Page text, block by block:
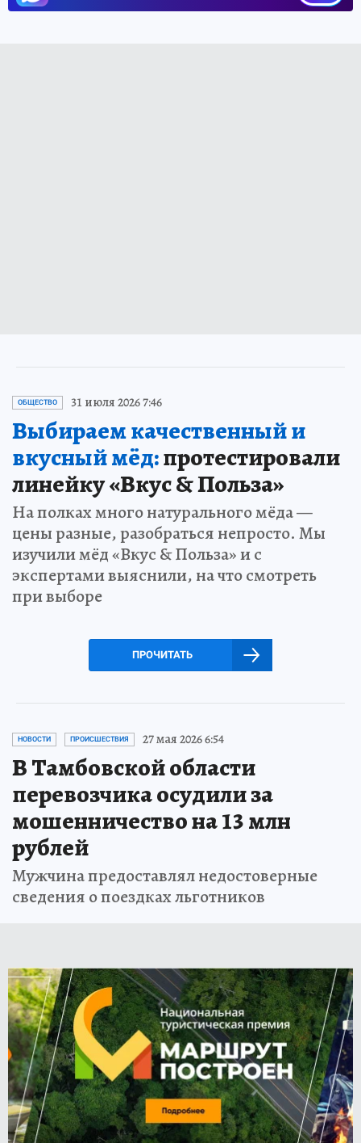
ОБЩЕСТВО 31 июля 2026 7:46
Выбираем качественный и
вкусный мёд:протестировали
линейку «Вкус & Польза»
На полках много натурального мёда —
цены разные, разобраться непросто. Мы
изучили мёд «Вкус & Польза» и с
экспертами выяснили, на что смотреть
при выборе
ПРОЧИТАТЬ
НОВОСТИ ПРОИСШЕСТВИЯ 27 мая 2026 6:54
В Тамбовской области
перевозчика осудили за
мошенничество на 13 млн
рублей
Мужчина предоставлял недостоверные
сведения о поездках льготников